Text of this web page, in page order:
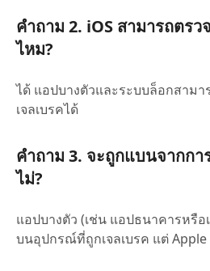
คำถาม 2. iOS สามารถตรว
ไหม?
ได้ แอปบางตัวและระบบล็อกสาม
เจลเบรคได้
คำถาม 3. จะถูกแบนจากกา
ไม่?
แอปบางตัว (เช่น แอปธนาคารหรือ
บนอุปกรณ์ที่ถูกเจลเบรค แต่